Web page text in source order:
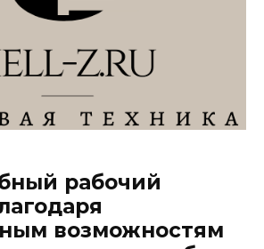
рабочий
возможностям